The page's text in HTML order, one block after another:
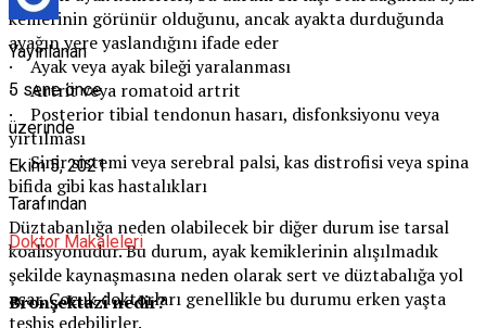
kemerinin görünür olduğunu, ancak ayakta durduğunda
ayağın yere yaslandığını ifade eder
· Ayak veya ayak bileği yaralanması
· Artrit veya romatoid artrit
· Posterior tibial tendonun hasarı, disfonksiyonu veya
yırtılması
· Sinir sistemi veya serebral palsi, kas distrofisi veya spina
bifida gibi kas hastalıkları
Düztabanlığa neden olabilecek bir diğer durum ise tarsal
koalisyonudur. Bu durum, ayak kemiklerinin alışılmadık
şekilde kaynaşmasına neden olarak sert ve düztabalığa yol
açar. Çocuk doktorları genellikle bu durumu erken yaşta
teşhis edebilirler.
Yayınlanan
5 sene önce
üzerinde
Ekim 5, 2021
Tarafından
Doktor Makaleleri
Bronşektazi nedir?